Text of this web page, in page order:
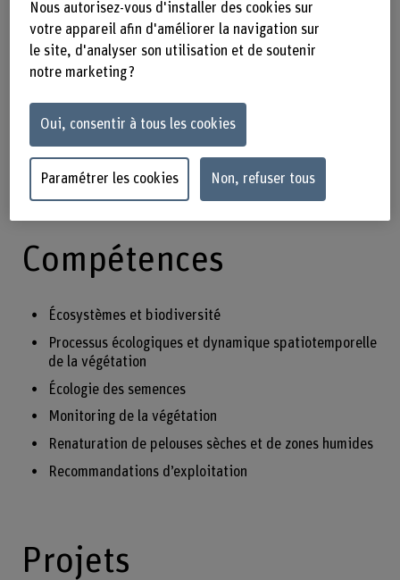
Notre recherche scientifique évalue les effets d’un
changement de gestion et d’une sècheresse extrême sur
manière intensive. Nous étudions les changements
structurels et fonctionnels dans la végétation et le sol.
et à la valorisation écologique des herbages dégradés.
Compétences
Écosystèmes et biodiversité
Processus écologiques et dynamique spatiotemporelle
de la végétation
Écologie des semences
Monitoring de la végétation
Renaturation de pelouses sèches et de zones humides
Recommandations d’exploitation
Projets
Nous autorisez-vous d'installer des cookies sur
votre appareil afin d'améliorer la navigation sur
le site, d'analyser son utilisation et de soutenir
notre marketing ?
Oui, consentir à tous les cookies
Paramétrer les cookies Non, refuser tous